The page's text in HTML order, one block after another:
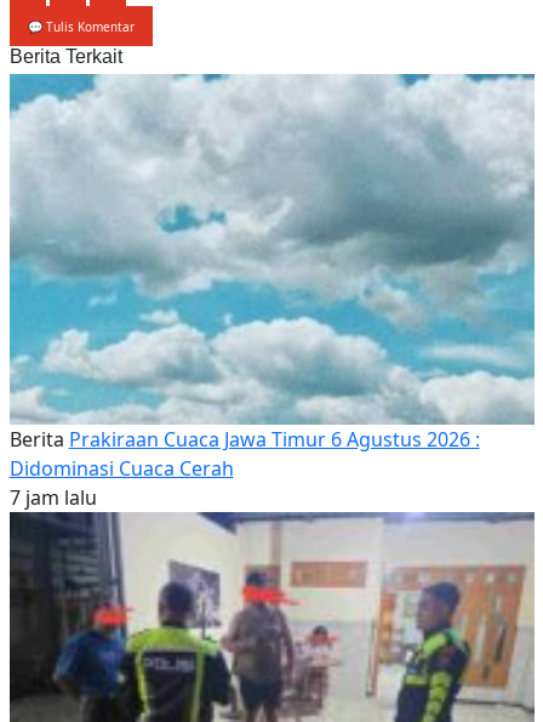
💬 Tulis Komentar
Berita Terkait
Berita Prakiraan Cuaca Jawa Timur 6 Agustus 2026 :
Didominasi Cuaca Cerah
7 jam lalu